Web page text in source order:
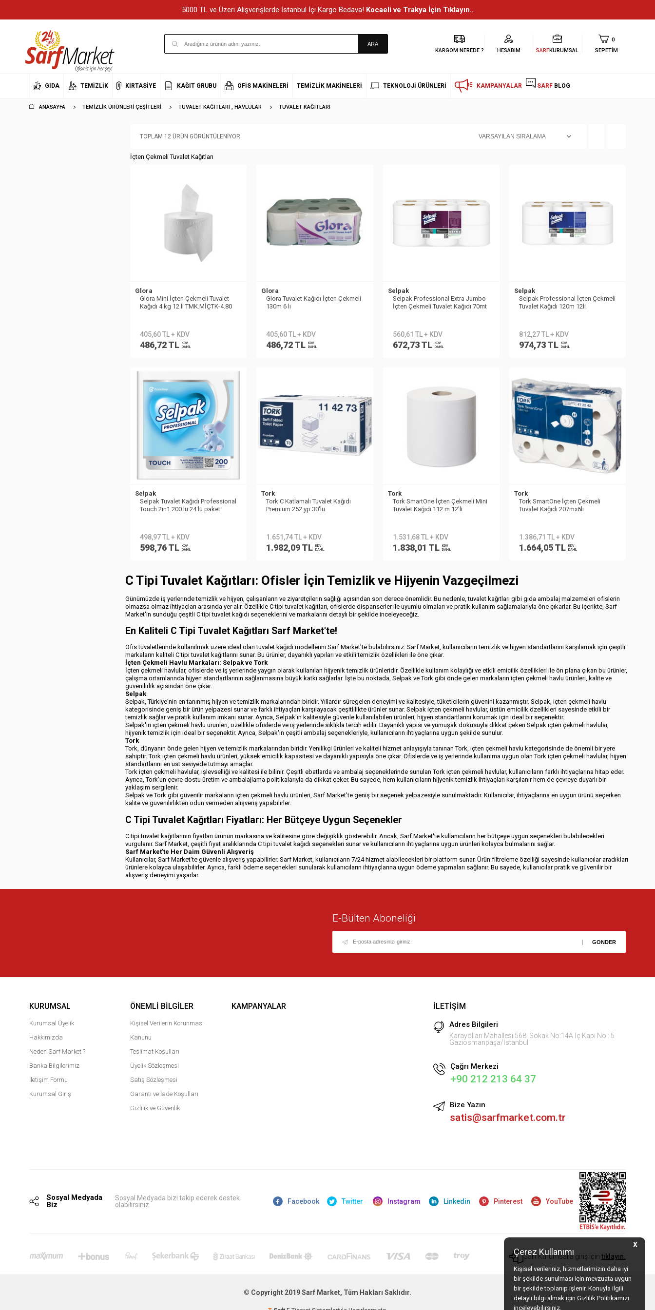
X
Çerez Kullanımı
Kişisel verileriniz, hizmetlerimizin daha iyi
bir şekilde sunulması için mevzuata uygun
bir şekilde toplanıp işlenir. Konuyla ilgili
detaylı bilgi almak için Gizlilik Politikamızı
inceleyebilirsiniz.
5000 TL ve Üzeri Alışverişlerde İstanbul İçi Kargo Bedava! Kocaeli ve Trakya İçin Tıklayın..
KARGOM NEREDE ? HESABIM SARFKURUMSAL
0
SEPETIM
GIDA TEMIZLIK KIRTASIYE KAĞIT GRUBU OFIS MAKINELERI TEMIZLIK MAKINELERI TEKNOLOJI ÜRÜNLERI KAMPANYALAR SARF BLOG
ANASAYFA TEMIZLIK ÜRÜNLERI ÇEŞITLERI TUVALET KAĞITLARI , HAVLULAR TUVALET KAĞITLARI
TOPLAM 12 ÜRÜN GÖRÜNTÜLENIYOR.
İçten Çekmeli Tuvalet Kağıtları
Glora
Glora Mini İçten Çekmeli Tuvalet
Kağıdı 4 kg 12 li TMK.MİÇTK-4.80
405,60 TL + KDV
486,72 TL
KDV
DAHİL
Glora
Glora Tuvalet Kağıdı İçten Çekmeli
130m 6 lı
405,60 TL + KDV
486,72 TL
KDV
DAHİL
Selpak
Selpak Professional Extra Jumbo
İçten Çekmeli Tuvalet Kağıdı 70mt
560,61 TL + KDV
672,73 TL
KDV
DAHİL
Selpak
Selpak Professional İçten Çekmeli
Tuvalet Kağıdı 120m 12li
812,27 TL + KDV
974,73 TL
KDV
DAHİL
Selpak
Selpak Tuvalet Kağıdı Professional
Touch 2in1 200 lü 24 lü paket
498,97 TL + KDV
598,76 TL
KDV
DAHİL
Tork
Tork C Katlamalı Tuvalet Kağıdı
Premium 252 yp 30′lu
1.651,74 TL + KDV
1.982,09 TL
KDV
DAHİL
Tork
Tork SmartOne İçten Çekmeli Mini
Tuvalet Kağıdı 112 m 12′li
1.531,68 TL + KDV
1.838,01 TL
KDV
DAHİL
Tork
Tork SmartOne İçten Çekmeli
Tuvalet Kağıdı 207mx6lı
1.386,71 TL + KDV
1.664,05 TL
KDV
DAHİL
C Tipi Tuvalet Kağıtları: Ofisler İçin Temizlik ve Hijyenin Vazgeçilmezi
Günümüzde iş yerlerinde temizlik ve hijyen, çalışanların ve ziyaretçilerin sağlığı açısından son derece önemlidir. Bu nedenle, tuvalet kağıtları gibi gıda ambalaj malzemeleri ofislerin
olmazsa olmaz ihtiyaçları arasında yer alır. Özellikle C tipi tuvalet kağıtları, ofislerde dispanserler ile uyumlu olmaları ve pratik kullanım sağlamalarıyla öne çıkarlar. Bu içerikte, Sarf
Market'in sunduğu çeşitli C tipi tuvalet kağıdı seçeneklerini ve markalarını detaylı bir şekilde inceleyeceğiz.
En Kaliteli C Tipi Tuvalet Kağıtları Sarf Market'te!
Ofis tuvaletlerinde kullanılmak üzere ideal olan tuvalet kağıdı modellerini Sarf Market'te bulabilirsiniz. Sarf Market, kullanıcıların temizlik ve hijyen standartlarını karşılamak için çeşitli
markaların kaliteli C tipi tuvalet kağıtlarını sunar. Bu ürünler, dayanıklı yapıları ve etkili temizlik özellikleri ile öne çıkar.
İçten Çekmeli Havlu Markaları: Selpak ve Tork
İçten çekmeli havlular, ofislerde ve iş yerlerinde yaygın olarak kullanılan hijyenik temizlik ürünleridir. Özellikle kullanım kolaylığı ve etkili emicilik özellikleri ile ön plana çıkan bu ürünler,
çalışma ortamlarında hijyen standartlarının sağlanmasına büyük katkı sağlarlar. İşte bu noktada, Selpak ve Tork gibi önde gelen markaların içten çekmeli havlu ürünleri, kalite ve
güvenilirlik açısından öne çıkar.
Selpak
Selpak, Türkiye'nin en tanınmış hijyen ve temizlik markalarından biridir. Yıllardır süregelen deneyimi ve kalitesiyle, tüketicilerin güvenini kazanmıştır. Selpak, içten çekmeli havlu
kategorisinde geniş bir ürün yelpazesi sunar ve farklı ihtiyaçları karşılayacak çeşitlilikte ürünler sunar. Selpak içten çekmeli havlular, üstün emicilik özellikleri sayesinde etkili bir
temizlik sağlar ve pratik kullanım imkanı sunar. Ayrıca, Selpak'ın kalitesiyle güvenle kullanılabilen ürünleri, hijyen standartlarını korumak için ideal bir seçenektir.
Selpak'ın içten çekmeli havlu ürünleri, özellikle ofislerde ve iş yerlerinde sıklıkla tercih edilir. Dayanıklı yapısı ve yumuşak dokusuyla dikkat çeken Selpak içten çekmeli havlular,
hijyenik temizlik için ideal bir seçenektir. Ayrıca, Selpak'ın çeşitli ambalaj seçenekleriyle, kullanıcıların ihtiyaçlarına uygun şekilde sunulur.
Tork
Tork, dünyanın önde gelen hijyen ve temizlik markalarından biridir. Yenilikçi ürünleri ve kaliteli hizmet anlayışıyla tanınan Tork, içten çekmeli havlu kategorisinde de önemli bir yere
sahiptir. Tork içten çekmeli havlu ürünleri, yüksek emicilik kapasitesi ve dayanıklı yapısıyla öne çıkar. Ofislerde ve iş yerlerinde kullanıma uygun olan Tork içten çekmeli havlular, hijyen
standartlarını en üst seviyede tutmayı amaçlar.
Tork içten çekmeli havlular, işlevselliği ve kalitesi ile bilinir. Çeşitli ebatlarda ve ambalaj seçeneklerinde sunulan Tork içten çekmeli havlular, kullanıcıların farklı ihtiyaçlarına hitap eder.
Ayrıca, Tork'un çevre dostu üretim ve ambalajlama politikalarıyla da dikkat çeker. Bu sayede, hem kullanıcıların hijyenik temizlik ihtiyaçları karşılanır hem de çevreye duyarlı bir
yaklaşım sergilenir.
Selpak ve Tork gibi güvenilir markaların içten çekmeli havlu ürünleri, Sarf Market'te geniş bir seçenek yelpazesiyle sunulmaktadır. Kullanıcılar, ihtiyaçlarına en uygun ürünü seçerken
kalite ve güvenilirlikten ödün vermeden alışveriş yapabilirler.
C Tipi Tuvalet Kağıtları Fiyatları: Her Bütçeye Uygun Seçenekler
C tipi tuvalet kağıtlarının fiyatları ürünün markasına ve kalitesine göre değişiklik gösterebilir. Ancak, Sarf Market'te kullanıcıların her bütçeye uygun seçenekleri bulabilecekleri
vurgulanır. Sarf Market, çeşitli fiyat aralıklarında C tipi tuvalet kağıdı seçenekleri sunar ve kullanıcıların ihtiyaçlarına uygun ürünleri kolayca bulmalarını sağlar.
Sarf Market'te Her Daim Güvenli Alışveriş
Kullanıcılar, Sarf Market'te güvenle alışveriş yapabilirler. Sarf Market, kullanıcıların 7/24 hizmet alabilecekleri bir platform sunar. Ürün filtreleme özelliği sayesinde kullanıcılar aradıkları
ürünlere kolayca ulaşabilirler. Ayrıca, farklı ödeme seçenekleri sunularak kullanıcıların ihtiyaçlarına uygun ödeme yapmaları sağlanır. Bu sayede, kullanıcılar pratik ve güvenilir bir
alışveriş deneyimi yaşarlar.
E-Bülten Aboneliği
KURUMSAL
Kurumsal Üyelik
Hakkımızda
Neden Sarf Market ?
Banka Bilgilerimiz
İletişim Formu
Kurumsal Giriş
ÖNEMLI BILGILER
Kişisel Verilerin Korunması
Kanunu
Teslimat Koşulları
Üyelik Sözleşmesi
Satış Sözleşmesi
Garanti ve İade Koşulları
Gizlilik ve Güvenlik
KAMPANYALAR İLETIŞIM
Adres Bilgileri
Karayolları Mahallesi 568. Sokak No:14A İç Kapı No : 5
Gaziosmanpaşa/İstanbul
Çağrı Merkezi
+90 212 213 64 37
Bize Yazın
satis@sarfmarket.com.tr
Sosyal Medyada
Biz
Sosyal Medyada bizi takip ederek destek
olabilirsiniz.
Facebook Twitter Instagram Linkedin Pinterest YouTube
Sarf Kurumsal'a giriş için tıklayın.
© Copyright 2019 Sarf Market, Tüm Hakları Saklıdır.